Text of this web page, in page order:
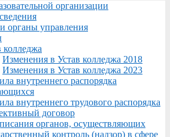
организации
органы управления
колледжа
Изменения в Устав колледжа 2018
Изменения в Устав колледжа 2023
внутреннего распорядка
внутреннего трудового распорядка
договор
органов, осуществляющих
контроль (надзор) в сфере